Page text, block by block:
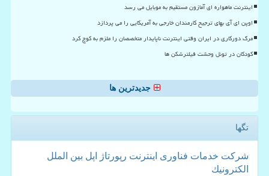
اینترنت ماهواره ای آمازون مستقیم به موبایل می رسد
اوپن ای آی بهای ترجیح کارمندان خارجی به آمریکایی را می پردازد
مرگ دورکاری در ایران وقتی اینترنت ناپایدار متخصصان را ملزم به کوچ کرد
کودکان در تونل وحشت فیلترشکن ها
جدیدترین ها
تگها
شركت خدمات فناوری اینترنت رپورتاژ اپل بین الملل
الكترونیك